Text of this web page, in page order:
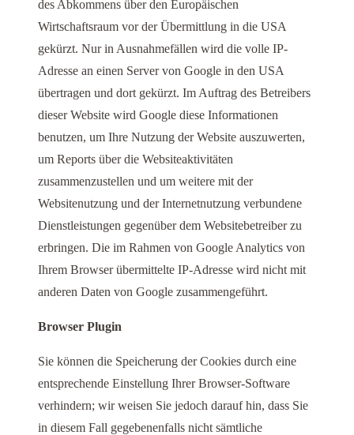
des Abkommens über den Europäischen
Wirtschaftsraum vor der Übermittlung in die USA
gekürzt. Nur in Ausnahmefällen wird die volle IP-
Adresse an einen Server von Google in den USA
übertragen und dort gekürzt. Im Auftrag des Betreibers
dieser Website wird Google diese Informationen
benutzen, um Ihre Nutzung der Website auszuwerten,
um Reports über die Websiteaktivitäten
zusammenzustellen und um weitere mit der
Websitenutzung und der Internetnutzung verbundene
Dienstleistungen gegenüber dem Websitebetreiber zu
erbringen. Die im Rahmen von Google Analytics von
Ihrem Browser übermittelte IP-Adresse wird nicht mit
anderen Daten von Google zusammengeführt.
Browser Plugin
Sie können die Speicherung der Cookies durch eine
entsprechende Einstellung Ihrer Browser-Software
verhindern; wir weisen Sie jedoch darauf hin, dass Sie
in diesem Fall gegebenenfalls nicht sämtliche